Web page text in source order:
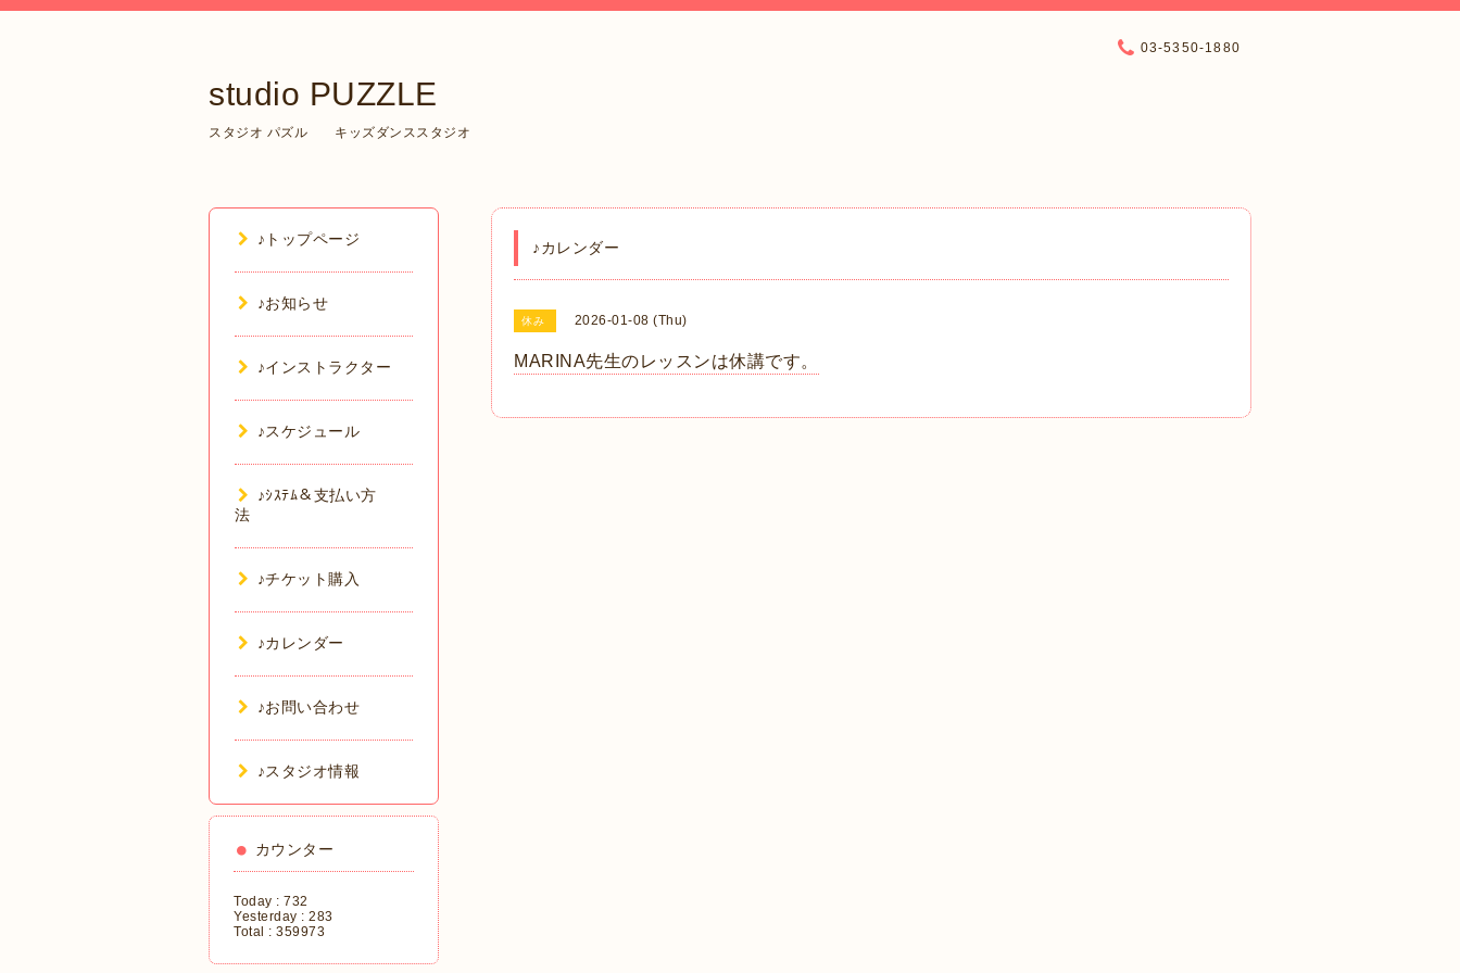
studio PUZZLE
スタジオ パズル キッズダンススタジオ
03-5350-1880
♪カレンダー
休み 2026-01-08 (Thu)
MARINA先生のレッスンは休講です。
♪トップページ
♪お知らせ
♪インストラクター
♪スケジュール
♪ｼｽﾃﾑ＆支払い方
法
♪チケット購入
♪カレンダー
♪お問い合わせ
♪スタジオ情報
カウンター
Today : 732
Yesterday : 283
Total : 359973